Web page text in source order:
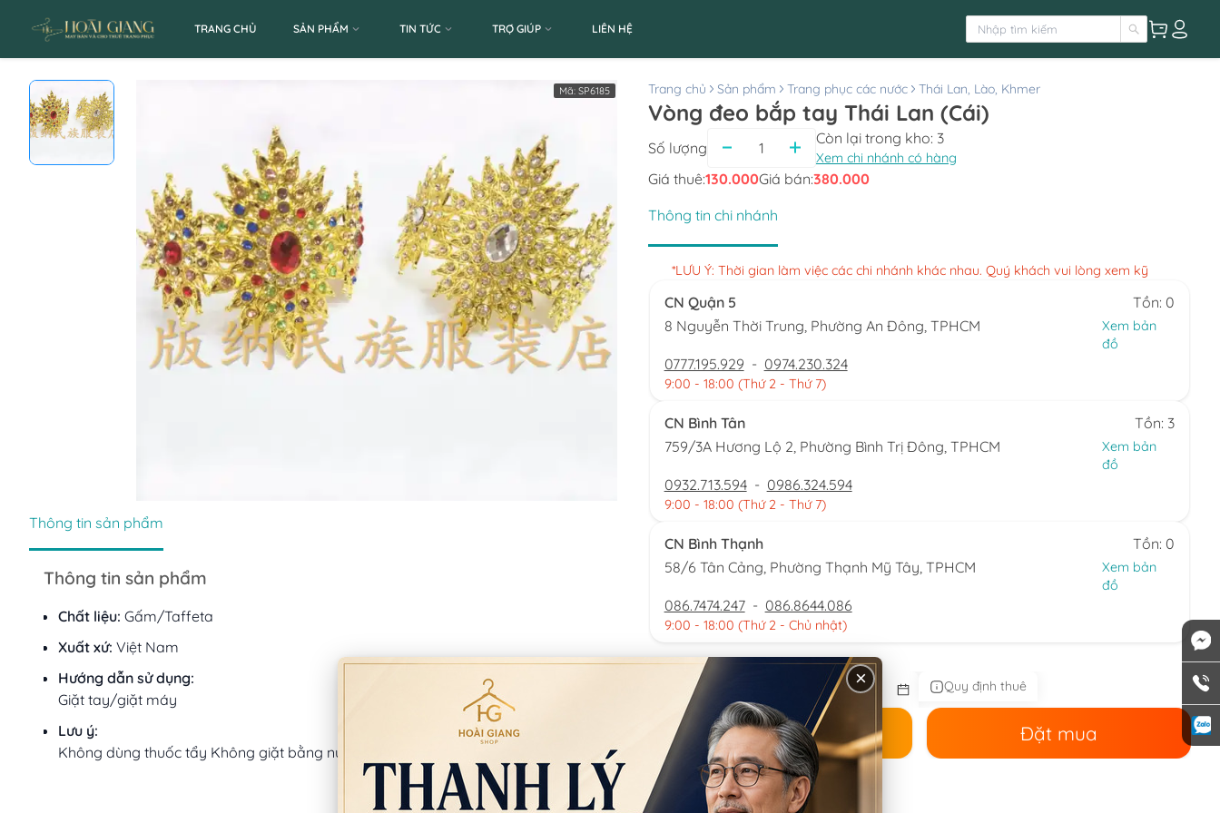
TRANG CHỦ SẢN PHẨM TIN TỨC TRỢ GIÚP LIÊN HỆ
Mã: SP6185
Thông tin sản phẩm
Thông tin sản phẩm
Chất liệu: Gấm/Taffeta
Xuất xứ: Việt Nam
Hướng dẫn sử dụng:
Giặt tay/giặt máy
Lưu ý:
Không dùng thuốc tẩy Không giặt bằng nước sôi
Trang chủ Sản phẩm Trang phục các nước Thái Lan, Lào, Khmer
Vòng đeo bắp tay Thái Lan (Cái)
Số lượng
Còn lại trong kho: 3
Xem chi nhánh có hàng
Giá thuê:130.000Giá bán:380.000
Thông tin chi nhánh
*LƯU Ý: Thời gian làm việc các chi nhánh khác nhau. Quý khách vui lòng xem kỹ
CN Quận 5
Tồn: 0
8 Nguyễn Thời Trung, Phường An Đông, TPHCM
Xem bản
đồ
0777.195.929 - 0974.230.324
9:00 - 18:00 (Thứ 2 - Thứ 7)
CN Bình Tân
Tồn: 3
759/3A Hương Lộ 2, Phường Bình Trị Đông, TPHCM
Xem bản
đồ
0932.713.594 - 0986.324.594
9:00 - 18:00 (Thứ 2 - Thứ 7)
CN Bình Thạnh
Tồn: 0
58/6 Tân Cảng, Phường Thạnh Mỹ Tây, TPHCM
Xem bản
đồ
086.7474.247 - 086.8644.086
9:00 - 18:00 (Thứ 2 - Chủ nhật)
Quy định thuê
Đặt thuê Đặt mua
×